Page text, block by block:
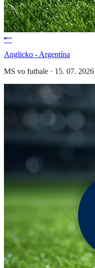
Anglicko - Argentína
MS vo futbale · 15. 07. 2026